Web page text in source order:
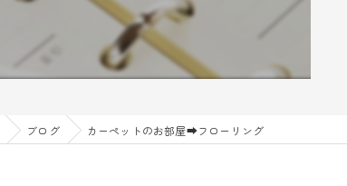
ブログ カーペットのお部屋➡フローリング